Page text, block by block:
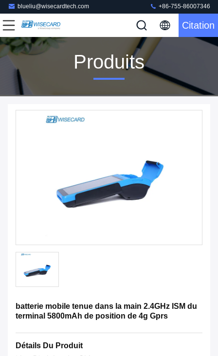
blueliu@wisecardtech.com +86-755-86007346
Citation
Produits
batterie mobile tenue dans la main 2.4GHz ISM du
terminal 5800mAh de position de 4g Gprs
Détails Du Produit